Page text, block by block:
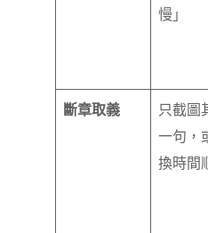
慢」
斷章取義
只截圖
一句，
換時間